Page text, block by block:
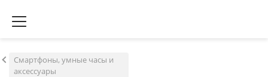
Смартфоны, умные часы и
аксессуары